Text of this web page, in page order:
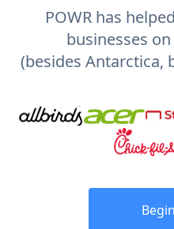
POWR has
businesses
(besides Antarctica,